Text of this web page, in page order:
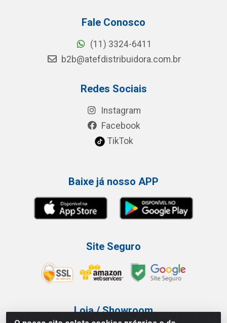
Fale Conosco
(11) 3324-6411
b2b@atefdistribuidora.com.br
Redes Sociais
Instagram
Facebook
TikTok
Baixe já nosso APP
Site Seguro
Loja / Showroom